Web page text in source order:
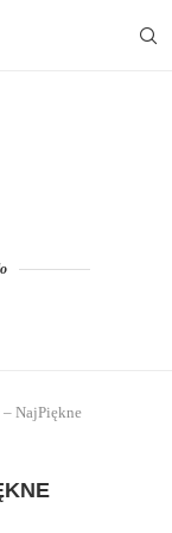
– NajPiękne